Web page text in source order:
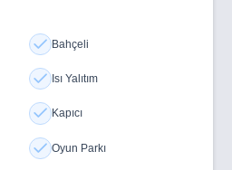
Bahçeli
Isı Yalıtım
Kapıcı
Oyun Parkı